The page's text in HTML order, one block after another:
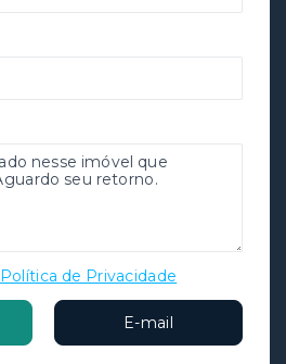
Política de Privacidade
E-mail